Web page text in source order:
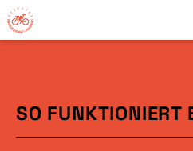
SO FUNKTIONIERT